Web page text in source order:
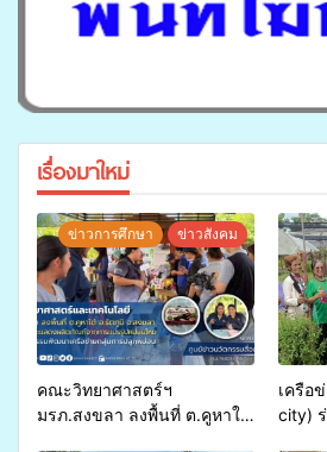
เรื่องมาใหม่
ข่าวการศึกษา ข่าวสังคม
คณะวิทยาศาสตร์ฯ
มรภ.สงขลา ลงพื้นที่ ต.คูหาใต้
เครือ
city)